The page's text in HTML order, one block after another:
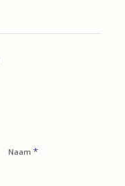
Naam *